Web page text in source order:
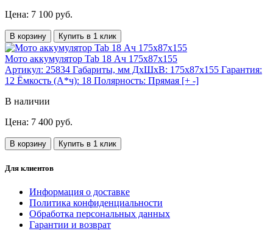
Цена: 7 100 руб.
В корзину Купить в 1 клик
Мото аккумулятор Tab 18 Ач 175x87x155
Артикул: 25834 Габариты, мм ДхШхВ: 175x87x155 Гарантия:
12 Ёмкость (А*ч): 18 Полярность: Прямая [+ -]
В наличии
Цена: 7 400 руб.
В корзину Купить в 1 клик
Для клиентов
Информация о доставке
Политика конфиденциальности
Обработка персональных данных
Гарантии и возврат